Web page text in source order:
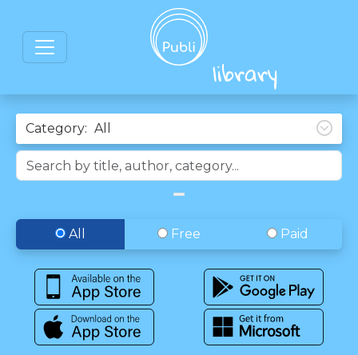
Category:
All Free Paid